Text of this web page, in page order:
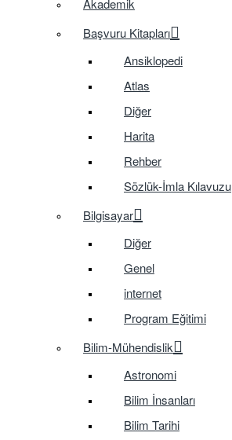
Başvuru Kitapları
Ansiklopedi
Atlas
Diğer
Harita
Rehber
Sözlük-İmla Kılavuzu
Bilgisayar
Diğer
Genel
internet
Program Eğitimi
Bilim-Mühendislik
Astronomi
Bilim İnsanları
Bilim Tarihi